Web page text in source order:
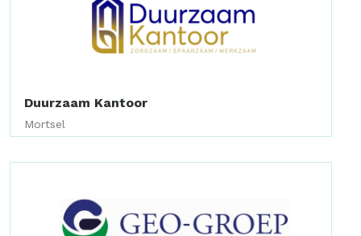
Duurzaam Kantoor
Mortsel